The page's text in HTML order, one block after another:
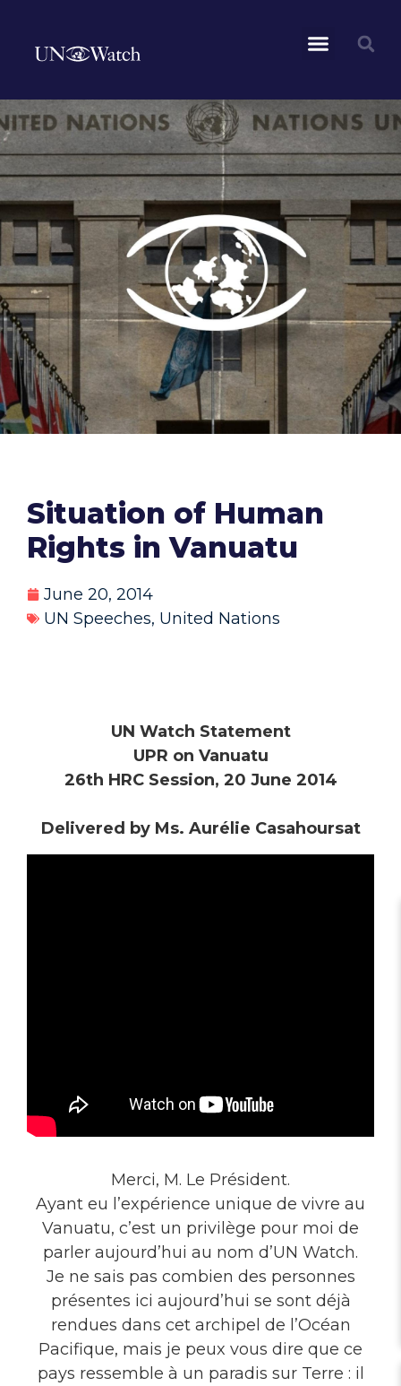
Situation of Human
Rights in Vanuatu
June 20, 2014
UN Speeches, United Nations
UN Watch Statement
UPR on Vanuatu
26th HRC Session, 20 June 2014
Delivered by Ms. Aurélie Casahoursat
Merci, M. Le Président.
Ayant eu l’expérience unique de vivre au
Vanuatu, c’est un privilège pour moi de
parler aujourd’hui au nom d’UN Watch.
Je ne sais pas combien des personnes
présentes ici aujourd’hui se sont déjà
rendues dans cet archipel de l’Océan
Pacifique, mais je peux vous dire que ce
pays ressemble à un paradis sur Terre : il